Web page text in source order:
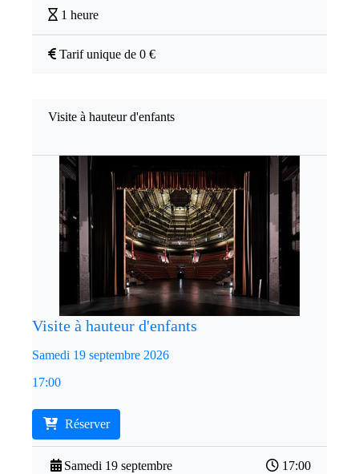
1 heure
Tarif unique de 0 €
Visite à hauteur d'enfants
Visite à hauteur d'enfants
Samedi 19 septembre 2026
17:00
Réserver
Samedi 19 septembre 17:00